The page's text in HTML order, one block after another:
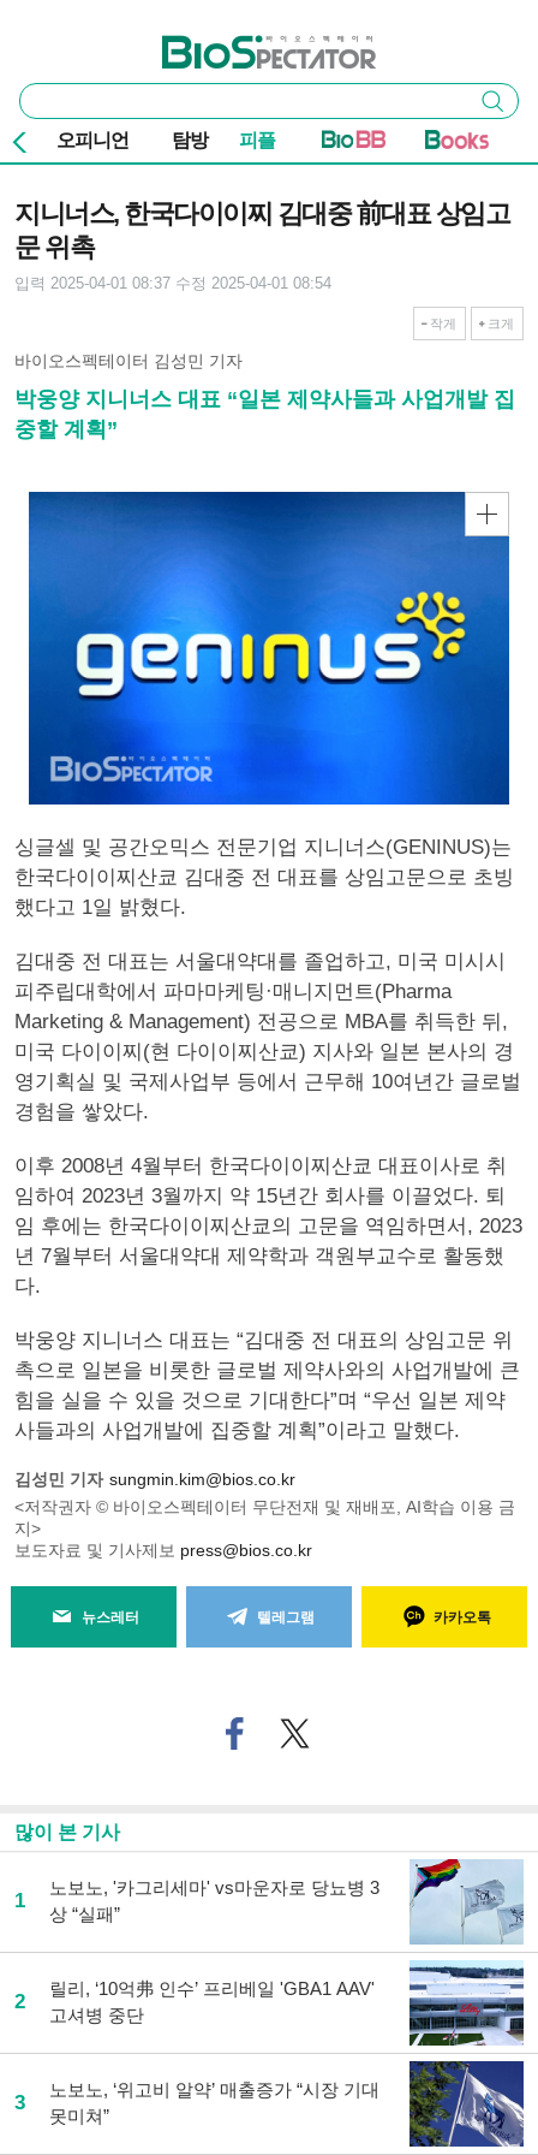
바이오스펙테이터
통
합
검
색
검색
오피니언 탐방 피플
지니너스, 한국다이이찌 김대중 前대표 상임고
문 위촉
입력 2025-04-01 08:37 수정 2025-04-01 08:54
작게 크게
바이오스펙테이터 김성민 기자
박웅양 지니너스 대표 “일본 제약사들과 사업개발 집
중할 계획”
싱글셀 및 공간오믹스 전문기업 지니너스(GENINUS)는
한국다이이찌산쿄 김대중 전 대표를 상임고문으로 초빙
했다고 1일 밝혔다.
김대중 전 대표는 서울대약대를 졸업하고, 미국 미시시
피주립대학에서 파마마케팅·매니지먼트(Pharma
Marketing & Management) 전공으로 MBA를 취득한 뒤,
미국 다이이찌(현 다이이찌산쿄) 지사와 일본 본사의 경
영기획실 및 국제사업부 등에서 근무해 10여년간 글로벌
경험을 쌓았다.
이후 2008년 4월부터 한국다이이찌산쿄 대표이사로 취
임하여 2023년 3월까지 약 15년간 회사를 이끌었다. 퇴
임 후에는 한국다이이찌산쿄의 고문을 역임하면서, 2023
년 7월부터 서울대약대 제약학과 객원부교수로 활동했
다.
박웅양 지니너스 대표는 “김대중 전 대표의 상임고문 위
촉으로 일본을 비롯한 글로벌 제약사와의 사업개발에 큰
힘을 실을 수 있을 것으로 기대한다”며 “우선 일본 제약
사들과의 사업개발에 집중할 계획”이라고 말했다.
김성민 기자 sungmin.kim@bios.co.kr
<저작권자 © 바이오스펙테이터 무단전재 및 재배포, AI학습 이용 금
지>
보도자료 및 기사제보 press@bios.co.kr
뉴스레터 텔레그램 카카오톡
페
이
기
사
공
트위
터로
많이 본 기사
1
노보노, '카그리세마' vs마운자로 당뇨병 3
상 “실패”
2
릴리, ‘10억弗 인수’ 프리베일 'GBA1 AAV'
고셔병 중단
3
노보노, ‘위고비 알약’ 매출증가 “시장 기대
못미쳐”